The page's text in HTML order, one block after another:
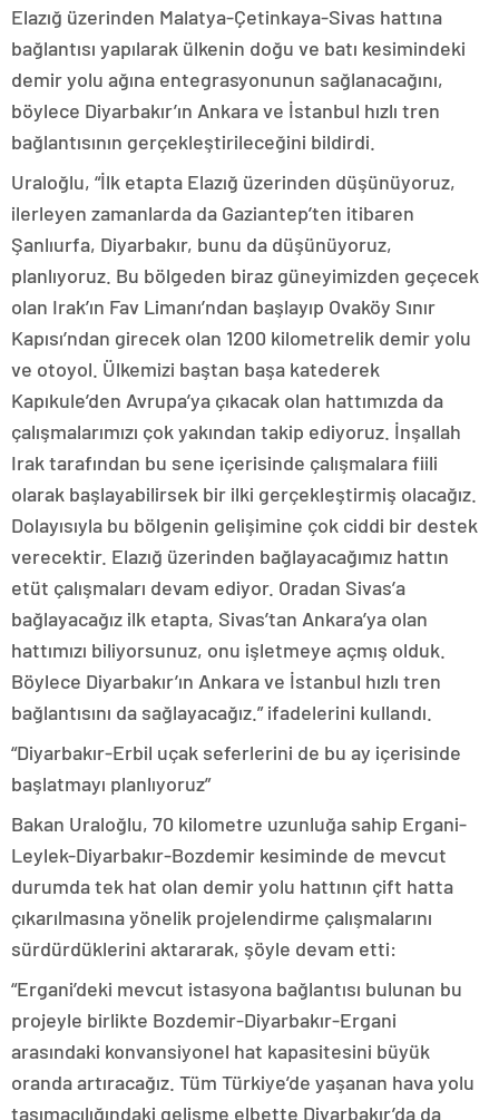
Elazığ üzerinden Malatya-Çetinkaya-Sivas hattına
bağlantısı yapılarak ülkenin doğu ve batı kesimindeki
demir yolu ağına entegrasyonunun sağlanacağını,
böylece Diyarbakır’ın Ankara ve İstanbul hızlı tren
bağlantısının gerçekleştirileceğini bildirdi.
Uraloğlu, “İlk etapta Elazığ üzerinden düşünüyoruz,
ilerleyen zamanlarda da Gaziantep’ten itibaren
Şanlıurfa, Diyarbakır, bunu da düşünüyoruz,
planlıyoruz. Bu bölgeden biraz güneyimizden geçecek
olan Irak’ın Fav Limanı’ndan başlayıp Ovaköy Sınır
Kapısı’ndan girecek olan 1200 kilometrelik demir yolu
ve otoyol. Ülkemizi baştan başa katederek
Kapıkule’den Avrupa’ya çıkacak olan hattımızda da
çalışmalarımızı çok yakından takip ediyoruz. İnşallah
Irak tarafından bu sene içerisinde çalışmalara fiili
olarak başlayabilirsek bir ilki gerçekleştirmiş olacağız.
Dolayısıyla bu bölgenin gelişimine çok ciddi bir destek
verecektir. Elazığ üzerinden bağlayacağımız hattın
etüt çalışmaları devam ediyor. Oradan Sivas’a
bağlayacağız ilk etapta, Sivas’tan Ankara’ya olan
hattımızı biliyorsunuz, onu işletmeye açmış olduk.
Böylece Diyarbakır’ın Ankara ve İstanbul hızlı tren
bağlantısını da sağlayacağız.” ifadelerini kullandı.
“Diyarbakır-Erbil uçak seferlerini de bu ay içerisinde
başlatmayı planlıyoruz”
Bakan Uraloğlu, 70 kilometre uzunluğa sahip Ergani-
Leylek-Diyarbakır-Bozdemir kesiminde de mevcut
durumda tek hat olan demir yolu hattının çift hatta
çıkarılmasına yönelik projelendirme çalışmalarını
sürdürdüklerini aktararak, şöyle devam etti:
“Ergani’deki mevcut istasyona bağlantısı bulunan bu
projeyle birlikte Bozdemir-Diyarbakır-Ergani
arasındaki konvansiyonel hat kapasitesini büyük
oranda artıracağız. Tüm Türkiye’de yaşanan hava yolu
taşımacılığındaki gelişme elbette Diyarbakır’da da